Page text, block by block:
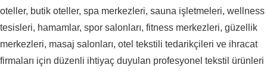
oteller, butik oteller, spa merkezleri, sauna işletmeleri, wellness
tesisleri, hamamlar, spor salonları, fitness merkezleri, güzellik
merkezleri, masaj salonları, otel tekstili tedarikçileri ve ihracat
firmaları için düzenli ihtiyaç duyulan profesyonel tekstil ürünleri